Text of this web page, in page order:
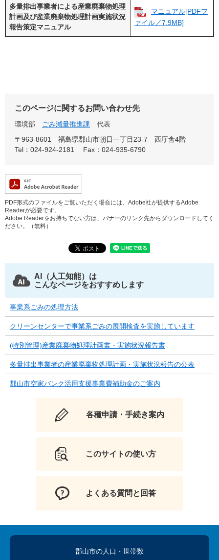
多量排出事業者による産業廃棄物処理
計画及び産業廃棄物処理計画実施状況
報告策定マニュアル
マニュアル[PDFフ
ァイル／7.9MB]
このページに関するお問い合わせ先
環境部 ごみ減量推進課
代表
〒963-8601
福島県郡山市朝日一丁目23-7 西庁舎4階
Tel：024-924-2181
Fax：024-935-6790
PDF形式のファイルをご覧いただく場合には、Adobe社が提供するAdobe
Readerが必要です。
Adobe Readerをお持ちでない方は、バナーのリンク先からダウンロードしてく
ださい。（無料）
AI（人工知能）は
こんなページをおすすめします
事業系ごみの処理方法
クリーンセンターで事業系ごみの展開検査を実施しています
(特別管理)産業廃棄物処理計画書・実施状況報告書
多量排出事業者の産業廃棄物処理計画・実施状況報告の公表
郡山市空家バンク活用支援事業費補助金のご案内
各種申請・手続き案内
このサイトの使い方
よくある質問と回答
郡山市の人口 ・世帯数